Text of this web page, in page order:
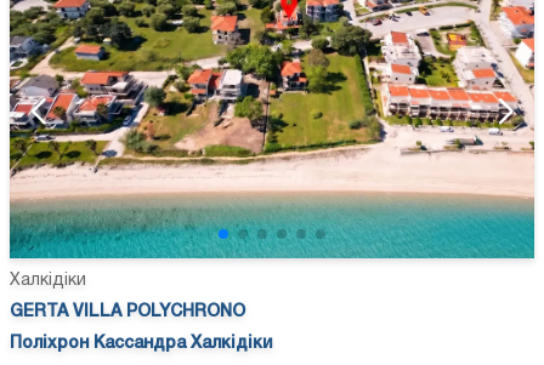
Халкідіки
GERTA VILLA POLYCHRONO
Поліхрон Кассандра Халкідіки